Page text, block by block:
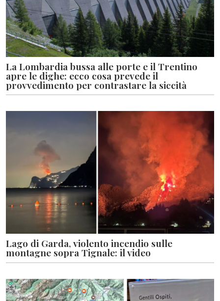
La Lombardia bussa alle porte e il Trentino
apre le dighe: ecco cosa prevede il
provvedimento per contrastare la siccità
Lago di Garda, violento incendio sulle
montagne sopra Tignale: il video